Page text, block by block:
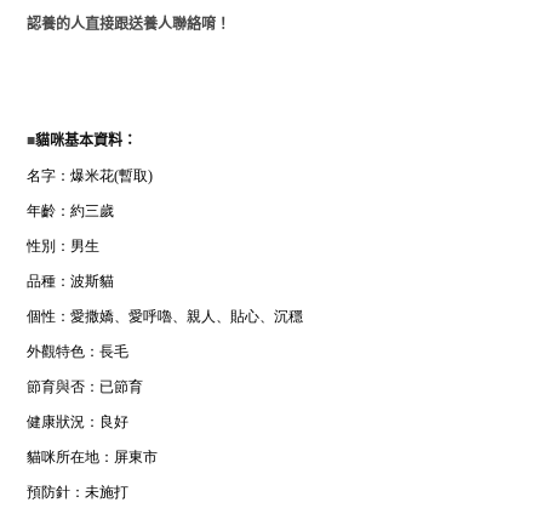
認養的人直接跟送養人聯絡唷！
■貓咪基本資料：
名字：爆米花(暫取)
年齡：約三歲
性別：男生
品種：波斯貓
個性：愛撒嬌、愛呼嚕、親人、貼心、沉穩
外觀特色：長毛
節育與否：已節育
健康狀況：良好
貓咪所在地：屏東市
預防針：未施打